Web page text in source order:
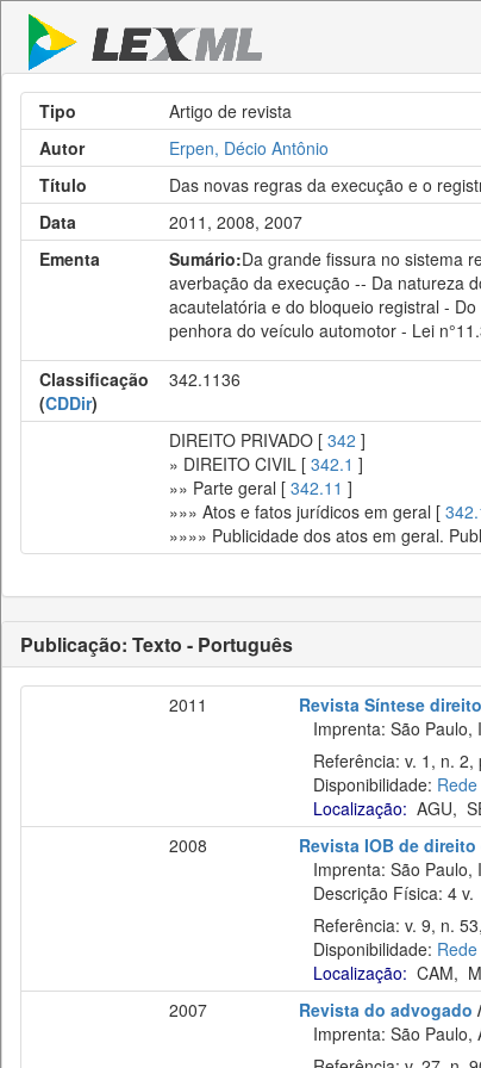
Tipo
Artigo de revista
Autor
Erpen, Décio Antônio
Título
Das novas regras da execução e o
Data
2011, 2008, 2007
Ementa
Sumário:Da grande fissura no sistema
averbação da execução -- Da natureza
acautelatória e do bloqueio registral -
penhora do veículo automotor - Lei
Classificação
(CDDir)
342.1136
DIREITO PRIVADO [ 342 ]
» DIREITO CIVIL [ 342.1 ]
»» Parte geral [ 342.11 ]
»»» Atos e fatos jurídicos em geral [
»»»» Publicidade dos atos em geral.
Publicação: Texto - Português
2011
Revista Síntese
Imprenta: São Paulo,
Referência: v. 1, n. 2,
Disponibilidade:
Localização: AGU,
2008
Revista IOB de
Imprenta: São Paulo,
Descrição Física: 4 v.
Referência: v. 9, n.
Disponibilidade:
Localização: CAM,
2007
Revista do advogado
Imprenta: São Paulo,